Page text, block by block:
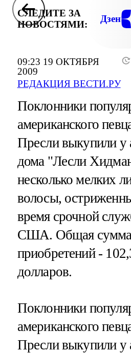
09:23 19 ОКТЯБРЯ
2009
РЕДАКЦИЯ ВЕСТИ.РУ
СЛЕДИТЕ ЗА
НОВОСТЯМИ:
Дзен
Поклонники
американского
Пресли выкупили у
дома "Лесли
несколько мелких
волосы,
время срочной
США. Общая сумма
приобретений -
долларов.
Поклонники
американского
Пресли выкупили у